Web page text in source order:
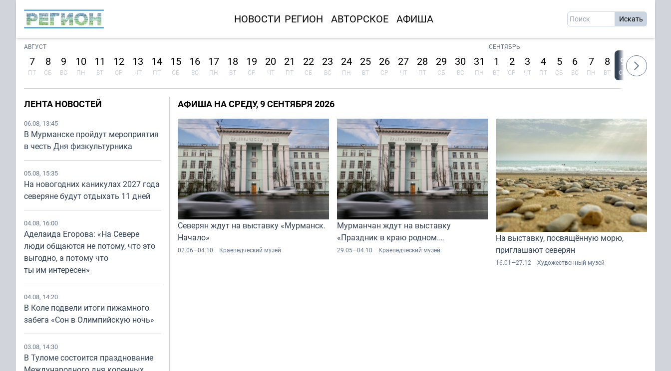
НОВОСТИ РЕГИОН АВТОРСКОЕ АФИША
АВГУСТ
7
ПТ
8
СБ
9
ВС
10
ПН
11
ВТ
12
СР
13
ЧТ
14
ПТ
15
СБ
16
ВС
17
ПН
18
ВТ
19
СР
20
ЧТ
21
ПТ
22
СБ
23
ВС
24
ПН
25
ВТ
26
СР
27
ЧТ
28
ПТ
29
СБ
30
ВС
31
ПН
СЕНТЯБРЬ
1
ВТ
2
СР
3
ЧТ
4
ПТ
5
СБ
6
ВС
7
ПН
8
ВТ
9
СР
10
ЧТ
ЛЕНТА НОВОСТЕЙ
06.08, 13:45
В Мурманске пройдут мероприятия
в честь Дня физкультурника
05.08, 15:35
На новогодних каникулах 2027 года
северяне будут отдыхать 11 дней
04.08, 16:00
Аделаида Егорова: «На Севере
люди общаются не потому, что это
выгодно, а потому что
ты им интересен»
04.08, 14:20
В Коле подвели итоги пижамного
забега «Сон в Олимпийскую ночь»
03.08, 14:30
В Туломе состоится празднование
АФИША НА СРЕДУ, 9 СЕНТЯБРЯ 2026
Северян ждут на выставку «Мурманск.
Начало»
02.06—04.10 Краеведческий музей
Мурманчан ждут на выставку
«Праздник в краю родном.
На перекрёстке традиций и времён»
29.05—04.10 Краеведческий музей
На выставку, посвящённую морю,
приглашают северян
16.01—27.12 Художественный музей